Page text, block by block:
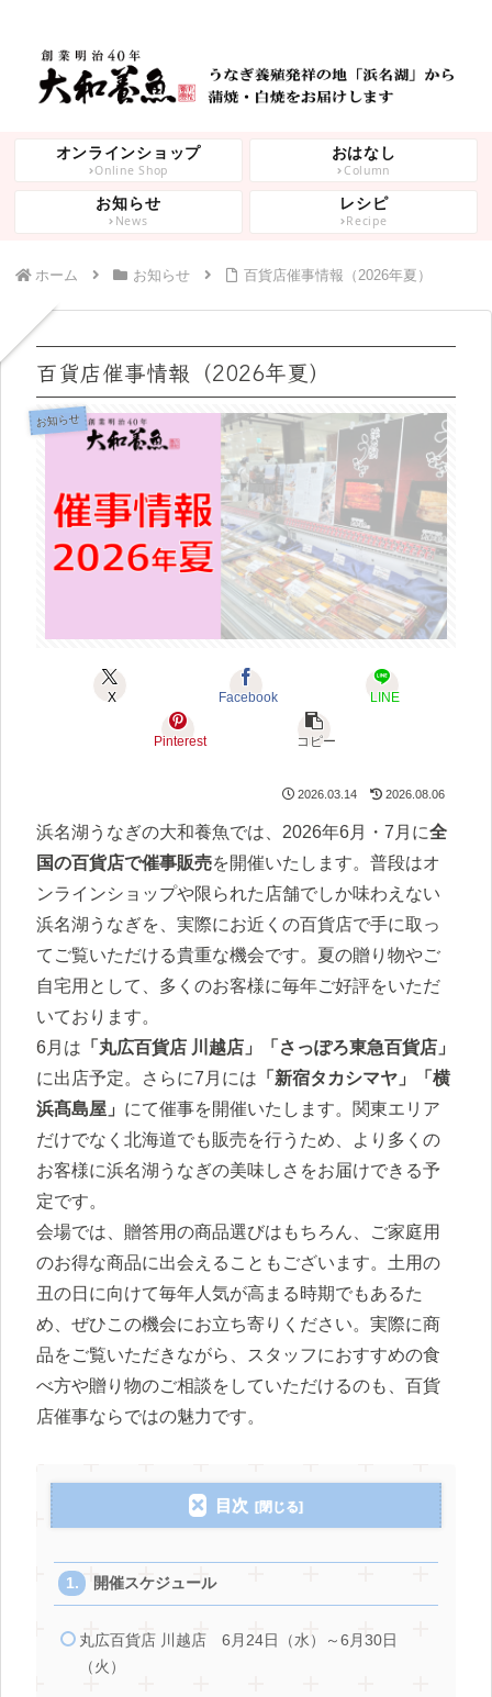
オンラインショップ
Online Shop
おはなし
Column
お知らせ
News
レシピ
Recipe
ホーム お知らせ 百貨店催事情報（2026年夏）
百貨店催事情報（2026年夏）
お知らせ
X Facebook LINE
Pinterest コピー
2026.03.14 2026.08.06
浜名湖うなぎの大和養魚では、2026年6月・7月に全
国の百貨店で催事販売を開催いたします。普段はオ
ンラインショップや限られた店舗でしか味わえない
浜名湖うなぎを、実際にお近くの百貨店で手に取っ
てご覧いただける貴重な機会です。夏の贈り物やご
自宅用として、多くのお客様に毎年ご好評をいただ
いております。
6月は 「丸広百貨店 川越店」「さっぽろ東急百貨店」
に出店予定。さらに7月には 「新宿タカシマヤ」「横
浜髙島屋」 にて催事を開催いたします。関東エリア
だけでなく北海道でも販売を行うため、より多くの
お客様に浜名湖うなぎの美味しさをお届けできる予
定です。
会場では、贈答用の商品選びはもちろん、ご家庭用
のお得な商品に出会えることもございます。土用の
丑の日に向けて毎年人気が高まる時期でもあるた
め、ぜひこの機会にお立ち寄りください。実際に商
品をご覧いただきながら、スタッフにおすすめの食
べ方や贈り物のご相談をしていただけるのも、百貨
店催事ならではの魅力です。
目次
開催スケジュール
丸広百貨店 川越店 6月24日（水）～6月30日
（火）